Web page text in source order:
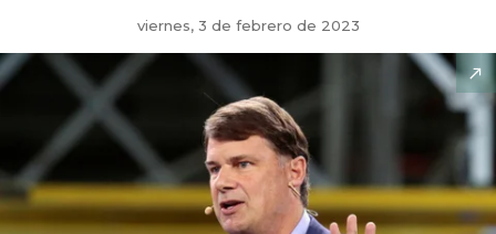
viernes, 3 de febrero de 2023